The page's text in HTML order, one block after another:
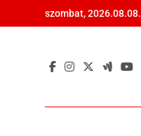
a
szombat, 2026.08.08.